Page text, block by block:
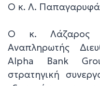
Ο κ. Λ.
Ο κ. Λάζαρος
Αναπληρωτής
Alpha Bank
στρατηγική